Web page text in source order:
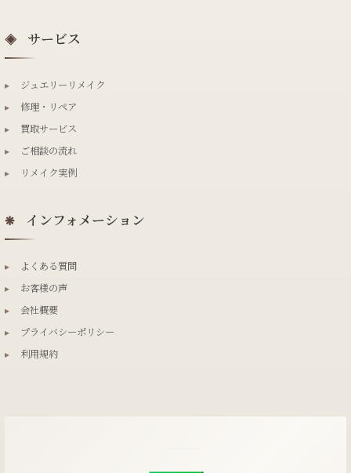
◈ サービス
▸
ジュエリーリメイク
▸
修理・リペア
▸
買取サービス
▸
ご相談の流れ
▸
リメイク実例
❋ インフォメーション
▸
よくある質問
▸
お客様の声
▸
会社概要
▸
プライバシーポリシー
▸
利用規約